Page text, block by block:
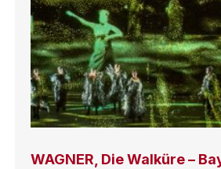
WAGNER, Die Walküre –